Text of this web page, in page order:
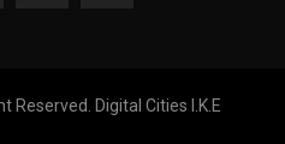
Reserved. Digital Cities I.K.E